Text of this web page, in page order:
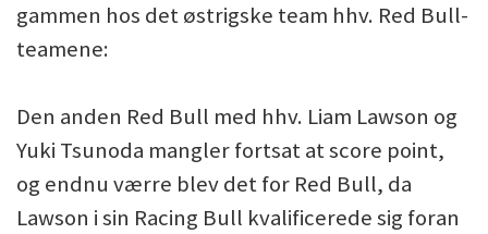
gammen hos det østrigske team hhv. Red Bull-
teamene:
Den anden Red Bull med hhv. Liam Lawson og
Yuki Tsunoda mangler fortsat at score point,
og endnu værre blev det for Red Bull, da
Lawson i sin Racing Bull kvalificerede sig foran